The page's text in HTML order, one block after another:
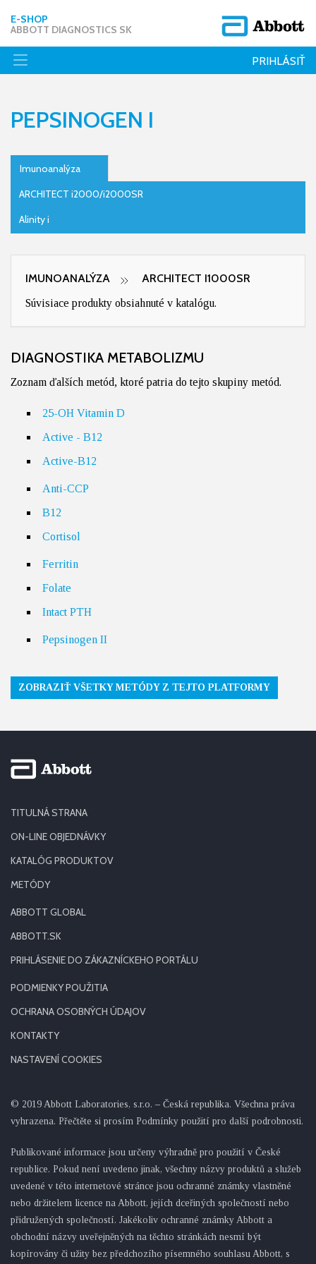
E-SHOP
ABBOTT DIAGNOSTICS SK
PRIHLÁSIŤ
PEPSINOGEN I
Imunoanalýza
ARCHITECT i2000/i2000SR
Alinity i
IMUNOANALÝZA ARCHITECT I1000SR
Súvisiace produkty obsiahnuté v katalógu.
DIAGNOSTIKA METABOLIZMU
Zoznam ďalších metód, ktoré patria do tejto skupiny metód.
25-OH Vitamin D
Active - B12
Active-B12
Anti-CCP
B12
Cortisol
Ferritin
Folate
Intact PTH
Pepsinogen II
ZOBRAZIŤ VŠETKY METÓDY Z TEJTO PLATFORMY
TITULNÁ STRANA
ON-LINE OBJEDNÁVKY
KATALÓG PRODUKTOV
METÓDY
ABBOTT GLOBAL
ABBOTT.SK
PRIHLÁSENIE DO ZÁKAZNÍCKEHO PORTÁLU
PODMIENKY POUŽITIA
OCHRANA OSOBNÝCH ÚDAJOV
KONTAKTY
NASTAVENÍ COOKIES
© 2019 Abbott Laboratories, s.r.o. – Česká republika. Všechna práva
vyhrazena. Přečtěte si prosím Podmínky použití pro další podrobnosti.
Publikované informace jsou určeny výhradně pro použití v České
republice. Pokud není uvedeno jinak, všechny názvy produktů a služeb
uvedené v této internetové stránce jsou ochranné známky vlastněné
nebo držitelem licence na Abbott, jejích dceřiných společností nebo
přidružených společností. Jakékoliv ochranné známky Abbott a
obchodní názvy uveřejněných na těchto stránkách nesmí být
kopírovány či užity bez předchozího písemného souhlasu Abbott, s